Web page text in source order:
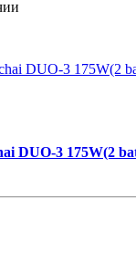
DUO-3 175W(2